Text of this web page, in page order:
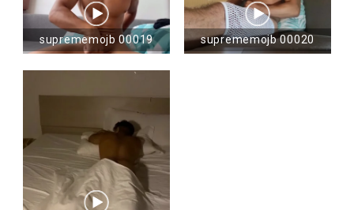
suprememojb 00019 suprememojb 00020